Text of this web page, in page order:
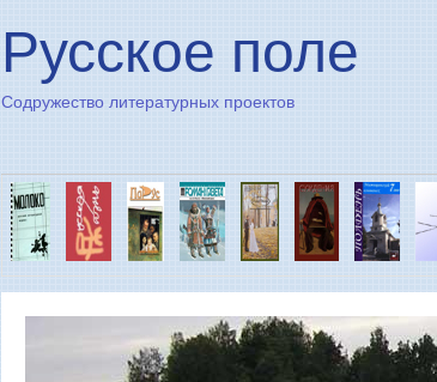
Русское поле
Содружество литературных проектов